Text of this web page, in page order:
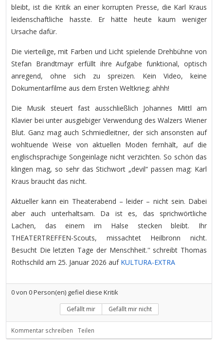
bleibt, ist die Kritik an einer korrupten Presse, die Karl Kraus
leidenschaftliche hasste. Er hätte heute kaum weniger
Ursache dafür.
Die vierteilige, mit Farben und Licht spielende Drehbühne von
Stefan Brandtmayr erfüllt ihre Aufgabe funktional, optisch
anregend, ohne sich zu spreizen. Kein Video, keine
Dokumentarfilme aus dem Ersten Weltkrieg: ahhh!
Die Musik steuert fast ausschließlich Johannes Mittl am
Klavier bei unter ausgiebiger Verwendung des Walzers Wiener
Blut. Ganz mag auch Schmiedleitner, der sich ansonsten auf
wohltuende Weise von aktuellen Moden fernhält, auf die
englischsprachige Songeinlage nicht verzichten. So schön das
klingen mag, so sehr das Stichwort „devil“ passen mag: Karl
Kraus braucht das nicht.
Aktueller kann ein Theaterabend – leider – nicht sein. Dabei
aber auch unterhaltsam. Da ist es, das sprichwörtliche
Lachen, das einem im Halse stecken bleibt. Ihr
THEATERTREFFEN-Scouts, missachtet Heilbronn nicht.
Besucht Die letzten Tage der Menschheit.'' schreibt Thomas
Rothschild am 25. Januar 2026 auf KULTURA-EXTRA
0von 0Person(en) gefiel diese Kritik
Gefällt mir Gefällt mir nicht
Kommentar schreiben Teilen